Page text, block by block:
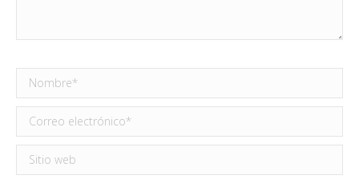
Nombre *
Correo electrónico *
Sitio web